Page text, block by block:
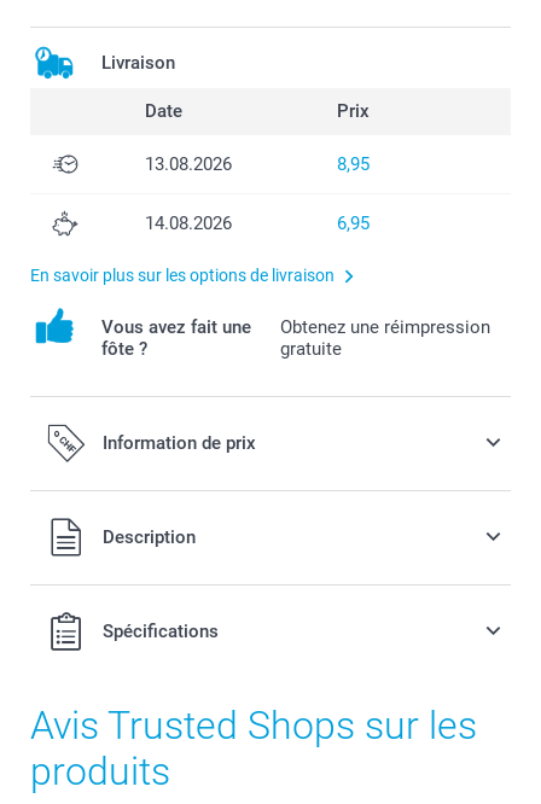
Livraison
Date Prix
13.08.2026 8,95
14.08.2026 6,95
En savoir plus sur les options de livraison
Vous avez fait une
fôte ?
Obtenez une réimpression
gratuite
Information de prix
Tous les prix sont en francs suisses (CHF), TVA incluse et
hors frais de port.
Description
Spécifications
Avis Trusted Shops sur les
produits